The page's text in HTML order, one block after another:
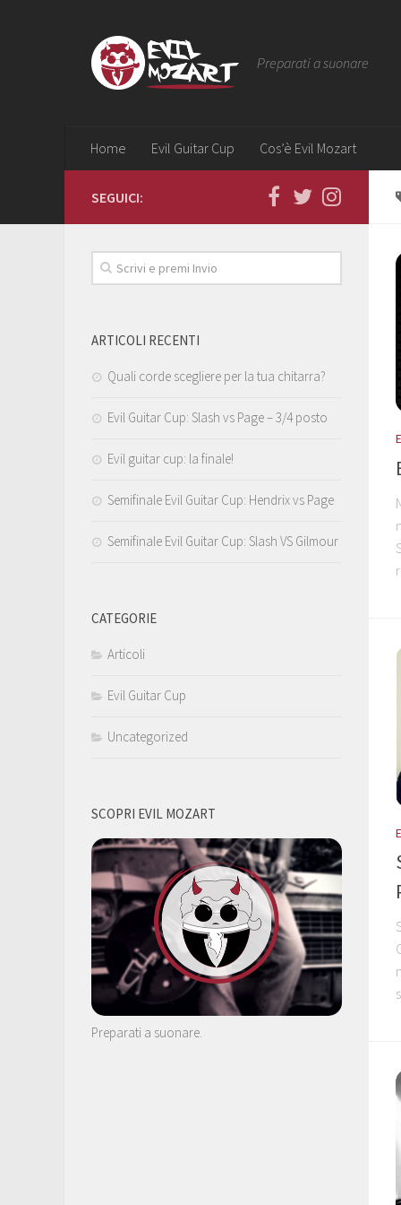
Preparati a suonare
Home Evil Guitar Cup Cos’è Evil Mozart
SEGUICI:
ARTICOLI RECENTI
Quali corde scegliere per la tua chitarra?
Evil Guitar Cup: Slash vs Page – 3/4 posto
Evil guitar cup: la finale!
Semifinale Evil Guitar Cup: Hendrix vs Page
Semifinale Evil Guitar Cup: Slash VS Gilmour
CATEGORIE
Articoli
Evil Guitar Cup
Uncategorized
SCOPRI EVIL MOZART
Preparati a suonare.